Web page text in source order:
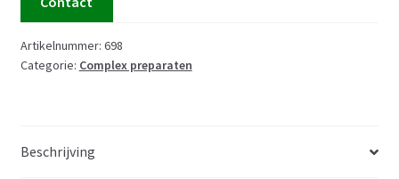
Artikelnummer: 698
Categorie: Complex preparaten
Beschrijving